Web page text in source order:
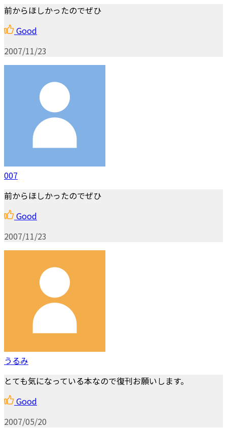
前からほしかったのでぜひ
Good
2007/11/23
007
前からほしかったのでぜひ
Good
2007/11/23
うるみ
とても気になっている本なので復刊お願いします。
Good
2007/05/20